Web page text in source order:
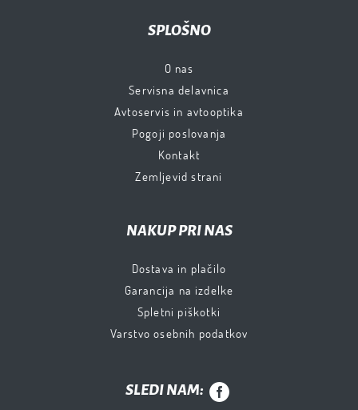
SPLOŠNO
O nas
Servisna delavnica
Avtoservis in avtooptika
Pogoji poslovanja
Kontakt
Zemljevid strani
NAKUP PRI NAS
Dostava in plačilo
Garancija na izdelke
Spletni piškotki
Varstvo osebnih podatkov
SLEDI NAM: